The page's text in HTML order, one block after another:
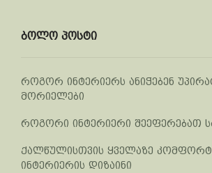
ბოლო პოსტი
როგორ ინტერიერს ანიჭებენ
მორიელები
როგორი ინტერიერი შეეფერებათ
ქალწულისთვის ყველაზე
ინტერიერის დიზაინი